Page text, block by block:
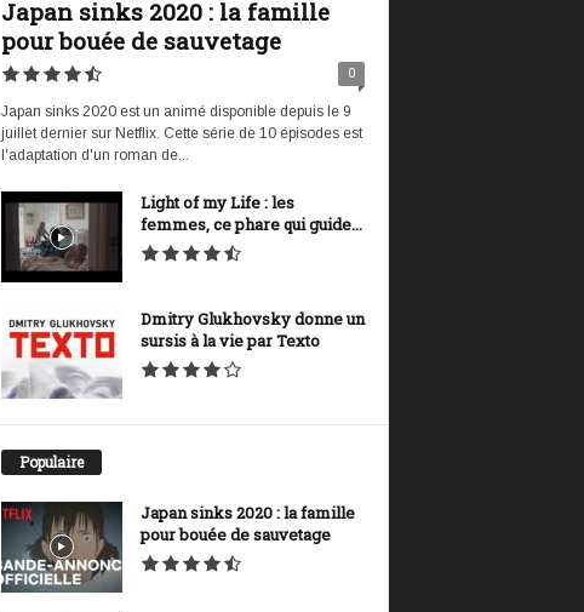
Japan sinks 2020 : la famille
pour bouée de sauvetage
0
Japan sinks 2020 est un animé disponible depuis le 9
juillet dernier sur Netflix. Cette série de 10 épisodes est
l'adaptation d'un roman de...
Light of my Life : les
femmes, ce phare qui guide...
Dmitry Glukhovsky donne un
sursis à la vie par Texto
Populaire
Japan sinks 2020 : la famille
pour bouée de sauvetage